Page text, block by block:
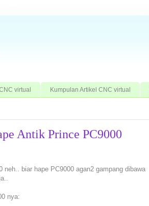
virtual Kumpulan Artikel CNC virtual
Antik Prince PC9000
biar hape PC9000 agan2 gampang dibawa
nya: